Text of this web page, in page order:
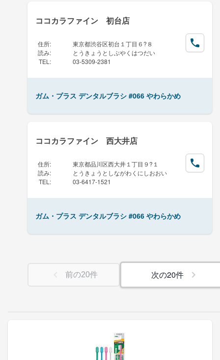
ココカラファイン 初台店
住所:
東京都渋谷区初台１丁目６?８
読み:
とうきょうとしぶやくはつだい
TEL : 03-5309-2381
ガム・プラス デンタルブラシ #066 やわらかめ
ココカラファイン 西大井店
住所:
東京都品川区西大井１丁目９?１
読み:
とうきょうとしながわくにしおおい
TEL : 03-6417-1521
ガム・プラス デンタルブラシ #066 やわらかめ
前の20件 次の20件